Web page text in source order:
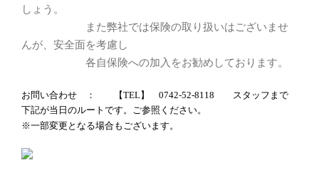
しょう。
また弊社では保険の取り扱いはございませ
んが、安全面を考慮し
各自保険への加入をお勧めしております。
お問い合わせ ： 【TEL】 0742-52-8118 スタッフまで
下記が当日のルートです。ご参照ください。
※一部変更となる場合もございます。